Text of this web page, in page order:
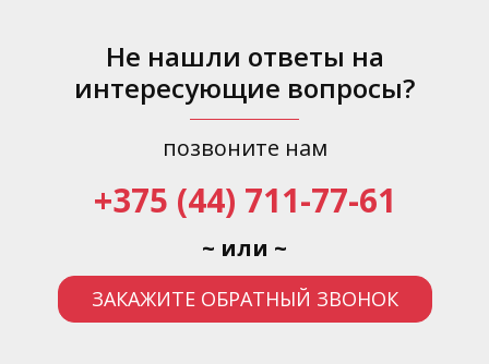
Не нашли ответы на
интересующие вопросы?
позвоните нам
+375 (44) 711-77-61
~ или ~
ЗАКАЖИТЕ ОБРАТНЫЙ ЗВОНОК